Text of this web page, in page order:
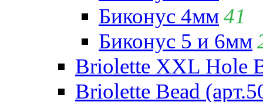
Биконус 4мм41
Биконус 5 и 6мм
Briolette XXL Hole
Briolette Bead